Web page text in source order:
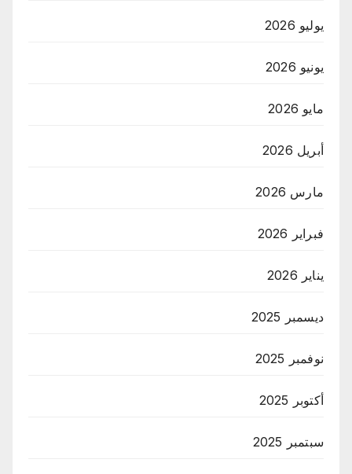
يوليو 2026
يونيو 2026
مايو 2026
أبريل 2026
مارس 2026
فبراير 2026
يناير 2026
ديسمبر 2025
نوفمبر 2025
أكتوبر 2025
سبتمبر 2025